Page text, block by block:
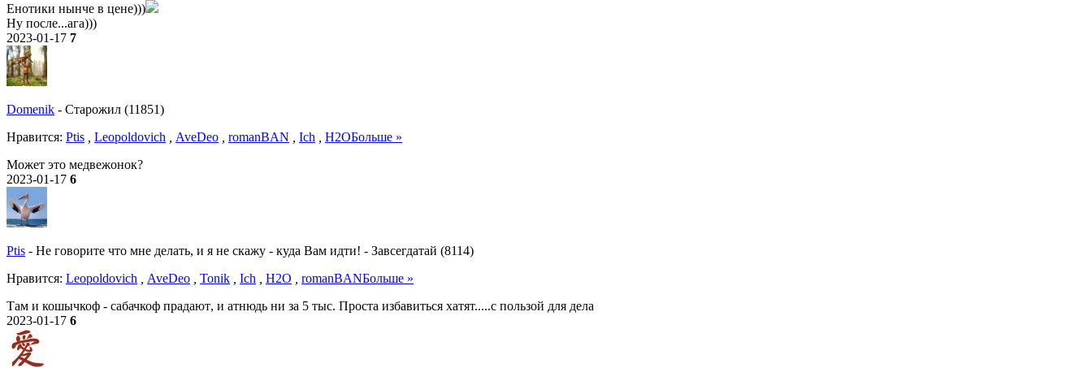
Енотики нынче в цене)))
Ну после...ага)))
2023-01-17 7
Domenik - Старожил (11851)
Нравитcя: Ptis Leopoldovich AveDeo romanBAN Ich H2OБольше »
Может это медвежонок?
2023-01-17 6
Ptis - Не говорите что мне делать, и я не скажу - куда Вам идти! - Завсегдатай (8114)
Нравитcя: Leopoldovich AveDeo Tonik Ich H2O romanBANБольше »
Там и кошычкоф - сабачкоф прадают, и атнюдь ни за 5 тыс. Проста избавиться хатят.....с пользой для дела
2023-01-17 6